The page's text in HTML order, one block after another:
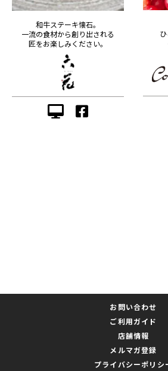
和牛ステーキ懐石。
一流の食材から創り出される
匠をお楽しみください。
お問い合わせ
ご利用ガイド
店舗情報
メルマガ登録
プライバシーポリシ